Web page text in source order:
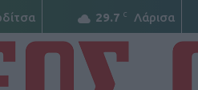
29.7 C Λάρισα